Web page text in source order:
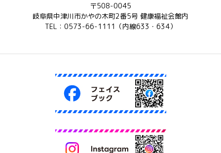
〒508-0045
岐阜県中津川市かやの木町2番5号 健康福祉会館内
TEL：0573-66-1111（内線633・634）